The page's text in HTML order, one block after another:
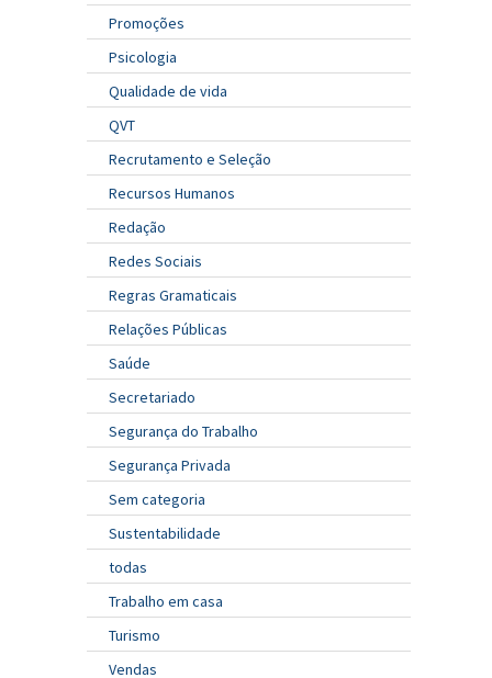
Promoções
Psicologia
Qualidade de vida
QVT
Recrutamento e Seleção
Recursos Humanos
Redação
Redes Sociais
Regras Gramaticais
Relações Públicas
Saúde
Secretariado
Segurança do Trabalho
Segurança Privada
Sem categoria
Sustentabilidade
todas
Trabalho em casa
Turismo
Vendas